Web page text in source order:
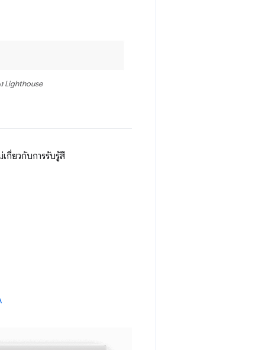
Lighthouse
กี่ยวกับการรับรู้สี